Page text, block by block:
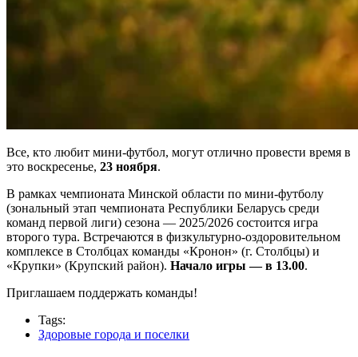
Все, кто любит мини-футбол, могут отлично провести время в
это воскресенье, 23 ноября.
В рамках чемпионата Минской области по мини-футболу
(зональный этап чемпионата Республики Беларусь среди
команд первой лиги) сезона — 2025/2026 состоится игра
второго тура. Встречаются в физкультурно-оздоровительном
комплексе в Столбцах команды «Кронон» (г. Столбцы) и
«Крупки» (Крупский район). Начало игры — в 13.00.
Приглашаем поддержать команды!
Tags:
Здоровые города и поселки